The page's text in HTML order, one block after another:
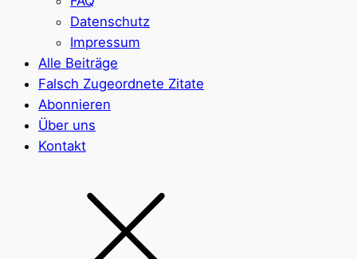
Datenschutz
Impressum
Alle Beiträge
Falsch Zugeordnete Zitate
Abonnieren
Über uns
Kontakt